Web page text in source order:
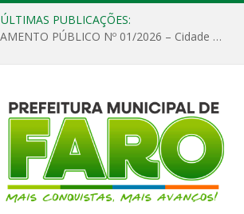
ÚLTIMAS PUBLICAÇÕES:
EDITAL DE CHAMAMENTO PÚBLICO Nº 01/2026 – Cidade de Faro